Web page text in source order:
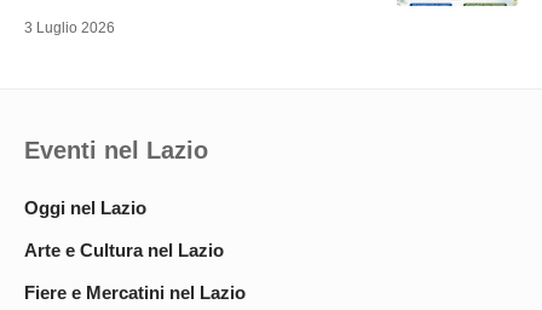
3 Luglio 2026
Eventi nel Lazio
Oggi nel Lazio
Arte e Cultura nel Lazio
Fiere e Mercatini nel Lazio